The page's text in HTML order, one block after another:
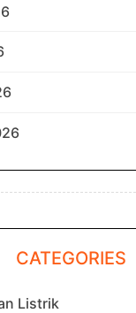
CATEGORIES
Listrik